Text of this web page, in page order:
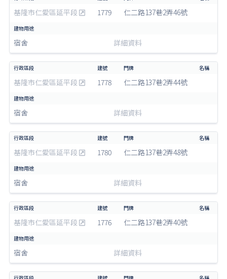
基隆市仁愛區延平段 1779 仁二路137巷2弄46號
宿舍 詳細資料
基隆市仁愛區延平段 1778 仁二路137巷2弄44號
宿舍 詳細資料
基隆市仁愛區延平段 1780 仁二路137巷2弄48號
宿舍 詳細資料
基隆市仁愛區延平段 1776 仁二路137巷2弄40號
宿舍 詳細資料